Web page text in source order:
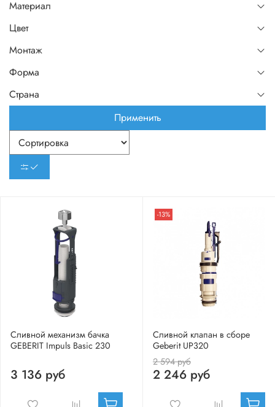
Сливной механизм бачка
GEBERIT Impuls Basic 230
3 136 руб
-13%
Сливной клапан в сборе
Geberit UP320
2 594 руб
2 246 руб
Материал
Цвет
Монтаж
Форма
Страна
Применить